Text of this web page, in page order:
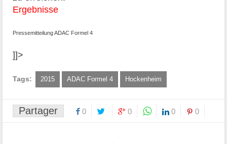
Ergebnisse
Pressemitteilung ADAC Formel 4
]]>
Tags: 2015 ADAC Formel 4 Hockenheim
Partager 0 0 0 0